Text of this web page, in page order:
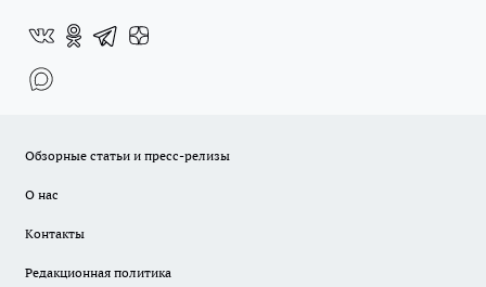
Обзорные статьи и пресс-релизы
О нас
Контакты
Редакционная политика